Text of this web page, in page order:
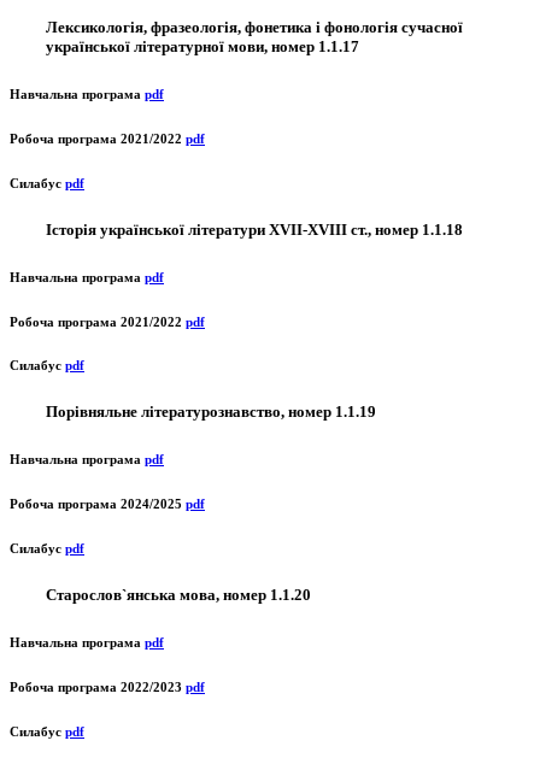
Лексикологія, фразеологія, фонетика і фонологія сучасної
української літературної мови, номер 1.1.17
Навчальна програма pdf
Робоча програма 2021/2022 pdf
Силабус pdf
Історія української літератури XVII-XVIII ст., номер 1.1.18
Навчальна програма pdf
Робоча програма 2021/2022 pdf
Силабус pdf
Порівняльне літературознавство, номер 1.1.19
Навчальна програма pdf
Робоча програма 2024/2025 pdf
Силабус pdf
Старослов`янська мова, номер 1.1.20
Навчальна програма pdf
Робоча програма 2022/2023 pdf
Силабус pdf